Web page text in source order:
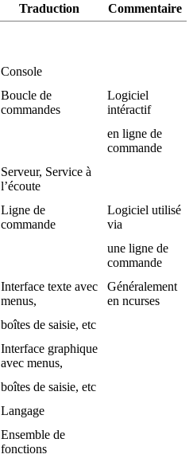
Traduction
Commentaire
Console
Boucle de
commandes
Logiciel
intéractif
en ligne de
commande
Serveur, Service à
l’écoute
Ligne de
commande
Logiciel utilisé
via
une ligne de
commande
Interface texte avec
menus,
Généralement
en ncurses
boîtes de saisie, etc
Interface graphique
avec menus,
boîtes de saisie, etc
Langage
Ensemble de
fonctions